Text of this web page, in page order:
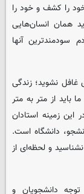
را کشف و خود را
همان انسان‌هایی
سودمندترین آنها
غافل نشوید؛ زندگی
باید از متر به متر
این زمینه استادان
دانشگاه است.
و ‌لحظه‌ای از
دانشجویان و